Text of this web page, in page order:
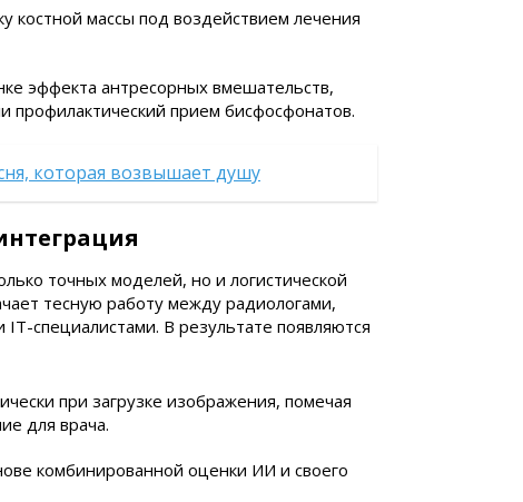
костной массы под воздействием лечения
эффекта антресорных вмешательств,
профилактический прием бисфосфонатов.
которая возвышает душу
точных моделей, но и логистической
тесную работу между радиологами,
специалистами. В результате появляются
при загрузке изображения, помечая
для врача.
комбинированной оценки ИИ и своего